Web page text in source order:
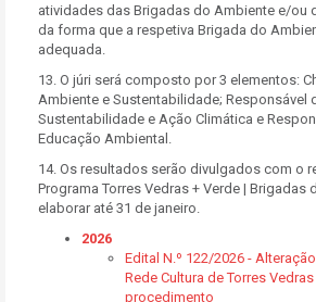
atividades das Brigadas do Ambiente e/ou
da forma que a respetiva Brigada do
adequada.
13. O júri será composto por 3 elementos:
Ambiente e Sustentabilidade; Responsável
Sustentabilidade e Ação Climática e
Educação Ambiental.
14. Os resultados serão divulgados com o
Programa Torres Vedras + Verde | Brigadas
elaborar até 31 de janeiro.
2026
Edital N.º 122/2026 -
Rede Cultura de Torres
procedimento